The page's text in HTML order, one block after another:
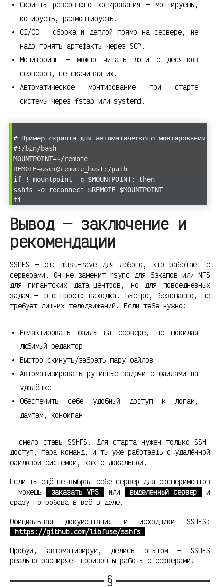
Скрипты резервного копирования — монтируешь,
копируешь, размонтируешь.
CI/CD — сборка и деплой прямо на сервере, не
надо гонять артефакты через SCP.
Мониторинг — можно читать логи с десятков
серверов, не скачивая их.
Автоматическое монтирование при старте
системы через fstab или systemd.
# Пример скрипта для автоматического монтирования
#!/bin/bash
MOUNTPOINT=~/remote
REMOTE=user@remote_host:/path
if ! mountpoint -q $MOUNTPOINT; then
sshfs -o reconnect $REMOTE $MOUNTPOINT
fi
Вывод — заключение и
рекомендации
SSHFS — это must-have для любого, кто работает с
серверами. Он не заменит rsync для бэкапов или NFS
для гигантских дата-центров, но для повседневных
задач — это просто находка. Быстро, безопасно, не
требует лишних телодвижений. Если тебе нужно:
Редактировать файлы на сервере, не покидая
любимый редактор
Быстро скинуть/забрать пару файлов
Автоматизировать рутинные задачи с файлами на
удалёнке
Обеспечить себе удобный доступ к логам,
дампам, конфигам
— смело ставь SSHFS. Для старта нужен только SSH-
доступ, пара команд, и ты уже работаешь с удалённой
файловой системой, как с локальной.
Если ты ещё не выбрал себе сервер для экспериментов
— можешь
заказать VPS или выделенный сервер
и
сразу попробовать всё в деле.
Официальная документация и исходники SSHFS:
https://github.com/libfuse/sshfs
Пробуй, автоматизируй, делись опытом — SSHFS
реально расширяет горизонты работы с серверами!